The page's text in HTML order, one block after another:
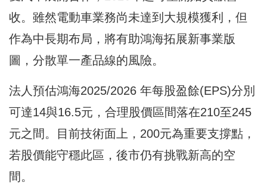
收。雖然電動車業務尚未達到大規模獲利，但
作為中長期布局，將有助鴻海拓展新事業版
圖，分散單一產品線的風險。
法人預估鴻海2025/2026 年每股盈餘(EPS)分別
可達14與16.5元，合理股價區間落在210至245
元之間。目前技術面上，200元為重要支撐點，
若股價能守穩此區，後市仍有挑戰新高的空
間。